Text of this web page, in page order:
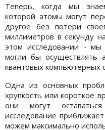
Теперь, когда мы
которой атомы могут
другое без потери
миллиметров в секунду
этом исследовании -
могли бы осуществлять
квантовых компьютерных
Одна из основных
хрупкость или короткое
они могут
исследование
можем максимально